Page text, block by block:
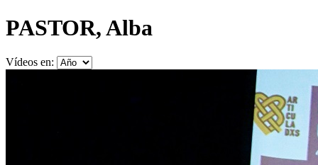
PASTOR, Alba
Vídeos en: